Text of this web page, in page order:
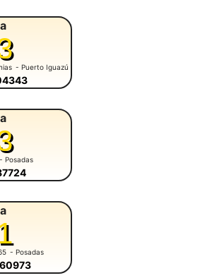
- Puerto Iguazú
- Posadas
- Posadas